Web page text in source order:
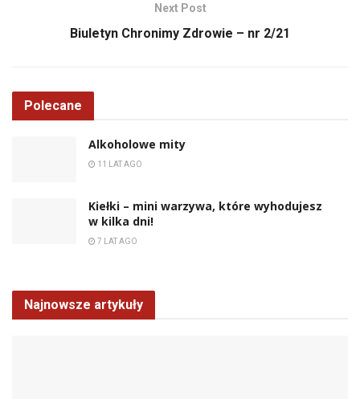
Next Post
Biuletyn Chronimy Zdrowie – nr 2/21
Polecane
Alkoholowe mity
11 LAT AGO
Kiełki – mini warzywa, które wyhodujesz
w kilka dni!
7 LAT AGO
Najnowsze artykuły